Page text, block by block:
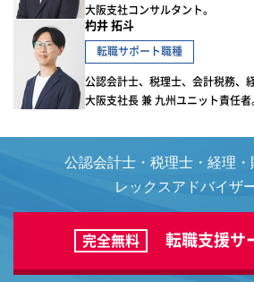
大阪支社コンサルタント。
杓井 拓斗
転職サポート職種
公認会計士、税理士、会計税務、
大阪支社長 兼 九州ユニット責任者
公認会計士・税理士・経理
レックスアドバイザ
完全無料 転職支援サ